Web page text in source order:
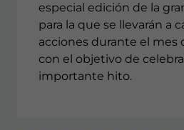
especial edición de la
para la que se llevarán a
acciones durante el mes
con el objetivo de
importante hito.